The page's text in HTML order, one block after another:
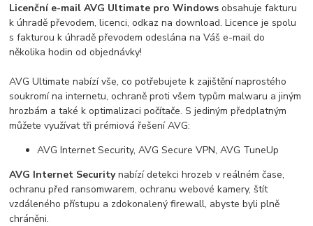
Licenční e-mail AVG Ultimate pro Windows obsahuje fakturu
k úhradě převodem, licenci, odkaz na download. Licence je spolu
s fakturou k úhradě převodem odeslána na Váš e-mail do
několika hodin od objednávky!
AVG Ultimate nabízí vše, co potřebujete k zajištění naprostého
soukromí na internetu, ochraně proti všem typům malwaru a jiným
hrozbám a také k optimalizaci počítače. S jediným předplatným
můžete využívat tři prémiová řešení AVG:
AVG Internet Security, AVG Secure VPN, AVG TuneUp
AVG Internet Securitynabízí detekci hrozeb v reálném čase,
ochranu před ransomwarem, ochranu webové kamery, štít
vzdáleného přístupu a zdokonalený firewall, abyste byli plně
chráněni.